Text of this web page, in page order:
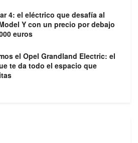
4: el eléctrico que desafía al
Y con un precio por debajo
euros
el Opel Grandland Electric: el
te da todo el espacio que